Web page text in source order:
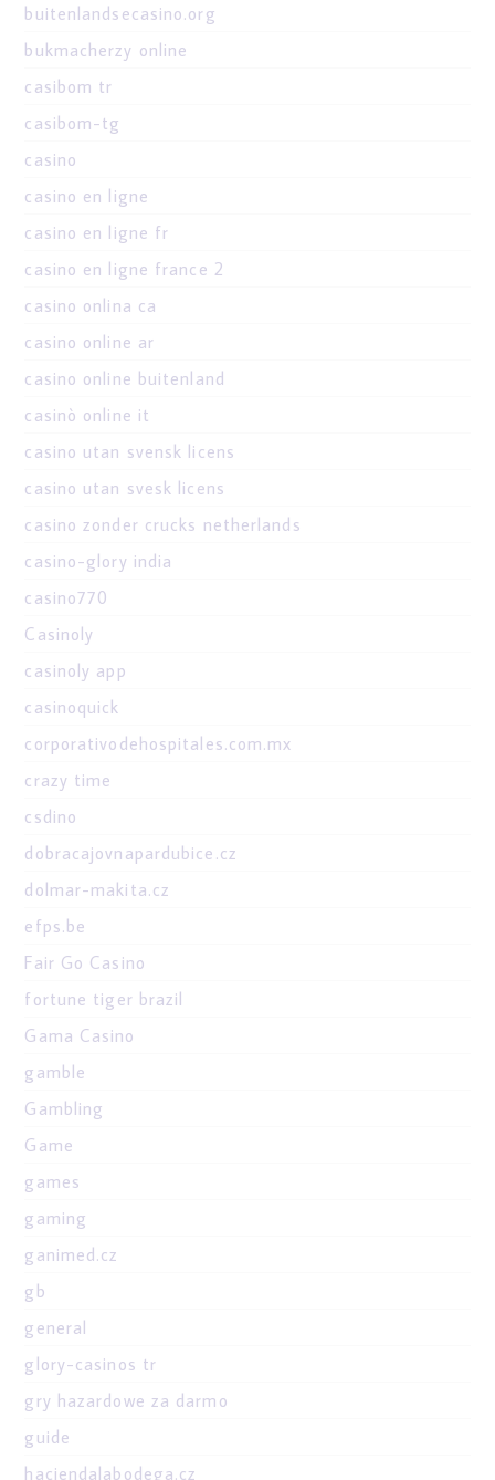
buitenlandsecasino.org
bukmacherzy online
casibom tr
casibom-tg
casino
casino en ligne
casino en ligne fr
casino en ligne france 2
casino onlina ca
casino online ar
casino online buitenland
casinò online it
casino utan svensk licens
casino utan svesk licens
casino zonder crucks netherlands
casino-glory india
casino770
Casinoly
casinoly app
casinoquick
corporativodehospitales.com.mx
crazy time
csdino
dobracajovnapardubice.cz
dolmar-makita.cz
efps.be
Fair Go Casino
fortune tiger brazil
Gama Casino
gamble
Gambling
Game
games
gaming
ganimed.cz
gb
general
glory-casinos tr
gry hazardowe za darmo
guide
haciendalabodega.cz